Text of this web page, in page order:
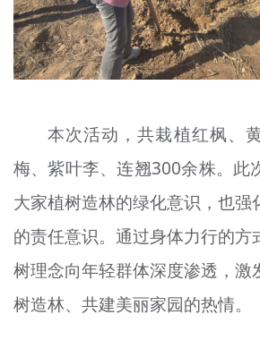
本次活动，共栽植红枫、
梅、紫叶李、连翘300余株。此
大家植树造林的绿化意识，也强
的责任意识。通过身体力行的方
树理念向年轻群体深度渗透，激
树造林、共建美丽家园的热情。